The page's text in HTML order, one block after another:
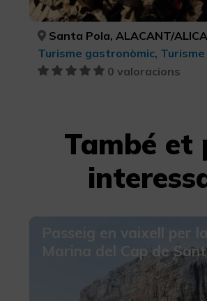
Santa Pola, ALACANT/
0 valoracions
També et
Passeig en vaixell per
Marina del Cap de